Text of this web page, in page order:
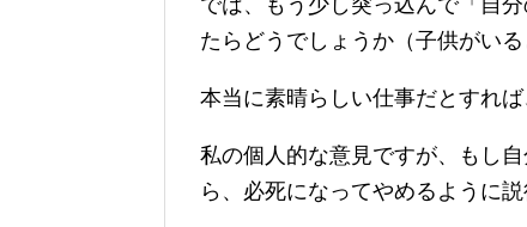
では、もう少し突っ込んで「自
たらどうでしょうか（子供がいる
本当に素晴らしい仕事だとすれ
私の個人的な意見ですが、もし
ら、必死になってやめるように説